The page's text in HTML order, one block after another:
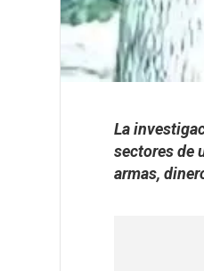
La
sectores de
armas,